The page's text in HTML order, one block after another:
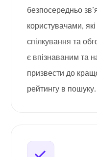
безпосередньо
користувачами,
спілкування та
є впізнаваним та
призвести до
рейтингу в пошуку.